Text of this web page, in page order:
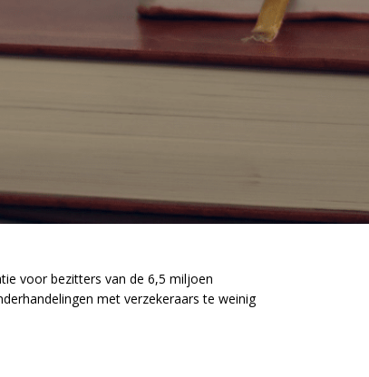
voor bezitters van de 6,5 miljoen
met verzekeraars te weinig